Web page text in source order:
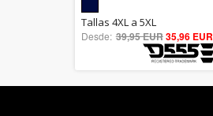
5.00
out of 5
Tallas 4XL a 5XL
Desde: 39,95 EUR35,96 EUR